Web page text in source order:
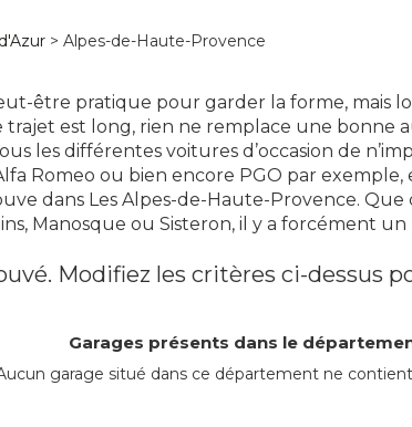
> Alpes-de-Haute-Provence
être pratique pour garder la forme, mais
est long, rien ne remplace une bonne
les différentes voitures d’occasion de
Romeo ou bien encore PGO par
dans Les Alpes-de-Haute-Provence.
Manosque ou Sisteron, il y a forcément
Modifiez les critères ci-dessus
Garages présents dans le
garage situé dans ce département ne